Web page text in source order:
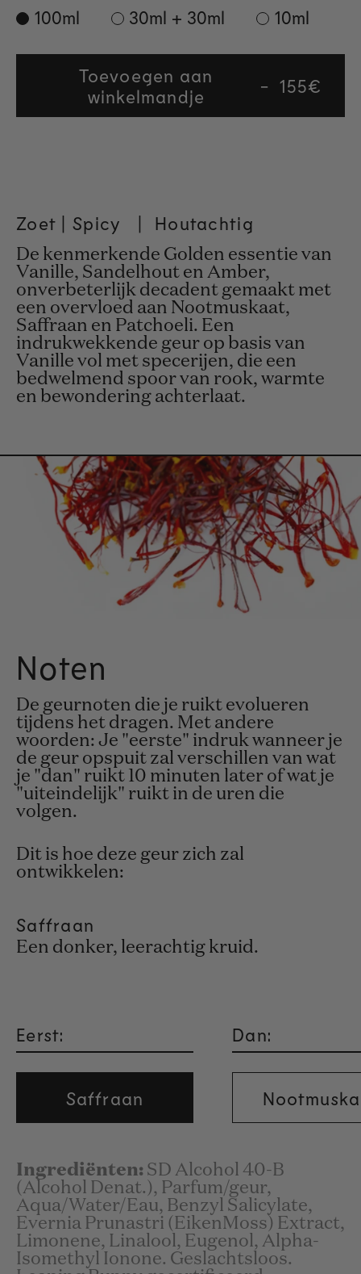
100ml
30ml + 30ml 10ml
Toevoegen aan
winkelmandje
Regular
155€
Zoet | Spicy | Houtachtig
De kenmerkende Golden essentie van
Vanille, Sandelhout en Amber,
onverbeterlijk decadent gemaakt met
een overvloed aan Nootmuskaat,
Saffraan en Patchoeli. Een
indrukwekkende geur op basis van
Vanille vol met specerijen, die een
bedwelmend spoor van rook, warmte
en bewondering achterlaat.
Noten
De geurnoten die je ruikt evolueren
tijdens het dragen. Met andere
woorden: Je "eerste" indruk wanneer je
de geur opspuit zal verschillen van wat
je "dan" ruikt 10 minuten later of wat je
"uiteindelijk" ruikt in de uren die
volgen.
Dit is hoe deze geur zich zal
ontwikkelen:
Saffraan
Een donker, leerachtig kruid.
Eerst:
Saffraan
Dan:
Ingrediënten: SD Alcohol 40-B
(Alcohol Denat.), Parfum/geur,
Aqua/Water/Eau, Benzyl Salicylate,
Evernia Prunastri (EikenMoss) Extract,
Limonene, Linalool, Eugenol, Alpha-
Isomethyl Ionone. Geslachtsloos.